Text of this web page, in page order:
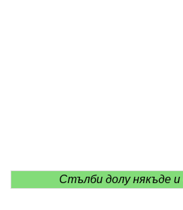
Стълби долу някъде